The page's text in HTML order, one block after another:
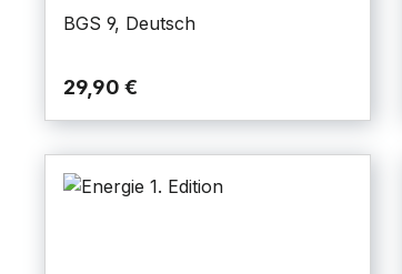
BGS 9, Deutsch
29,90 €